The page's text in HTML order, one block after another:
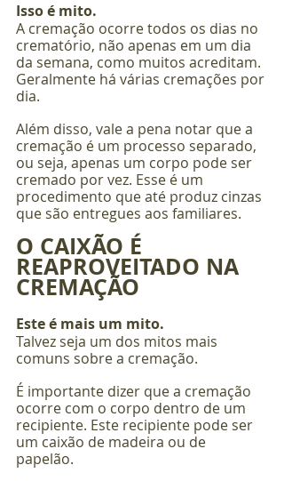
Isso é mito.
A cremação ocorre todos os dias no
crematório, não apenas em um dia
da semana, como muitos acreditam.
Geralmente há várias cremações por
dia.
Além disso, vale a pena notar que a
cremação é um processo separado,
ou seja, apenas um corpo pode ser
cremado por vez. Esse é um
procedimento que até produz cinzas
que são entregues aos familiares.
O CAIXÃO É
REAPROVEITADO NA
CREMAÇÃO
Este é mais um mito.
Talvez seja um dos mitos mais
comuns sobre a cremação.
É importante dizer que a cremação
ocorre com o corpo dentro de um
recipiente. Este recipiente pode ser
um caixão de madeira ou de
papelão.